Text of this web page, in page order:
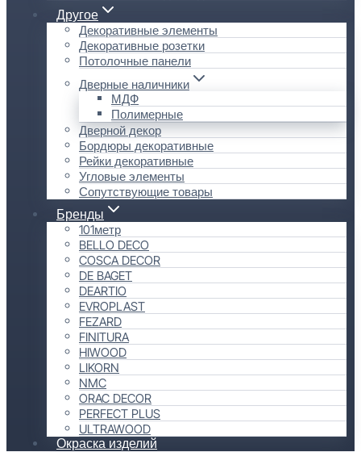
Другое
Декоративные элементы
Декоративные розетки
Потолочные панели
Дверные наличники
МДФ
Полимерные
Дверной декор
Бордюры декоративные
Рейки декоративные
Угловые элементы
Сопутствующие товары
Бренды
101метр
BELLO DECO
COSCA DECOR
DE BAGET
DEARTIO
EVROPLAST
FEZARD
FINITURA
HIWOOD
LIKORN
NMC
ORAC DECOR
PERFECT PLUS
ULTRAWOOD
Окраска изделий